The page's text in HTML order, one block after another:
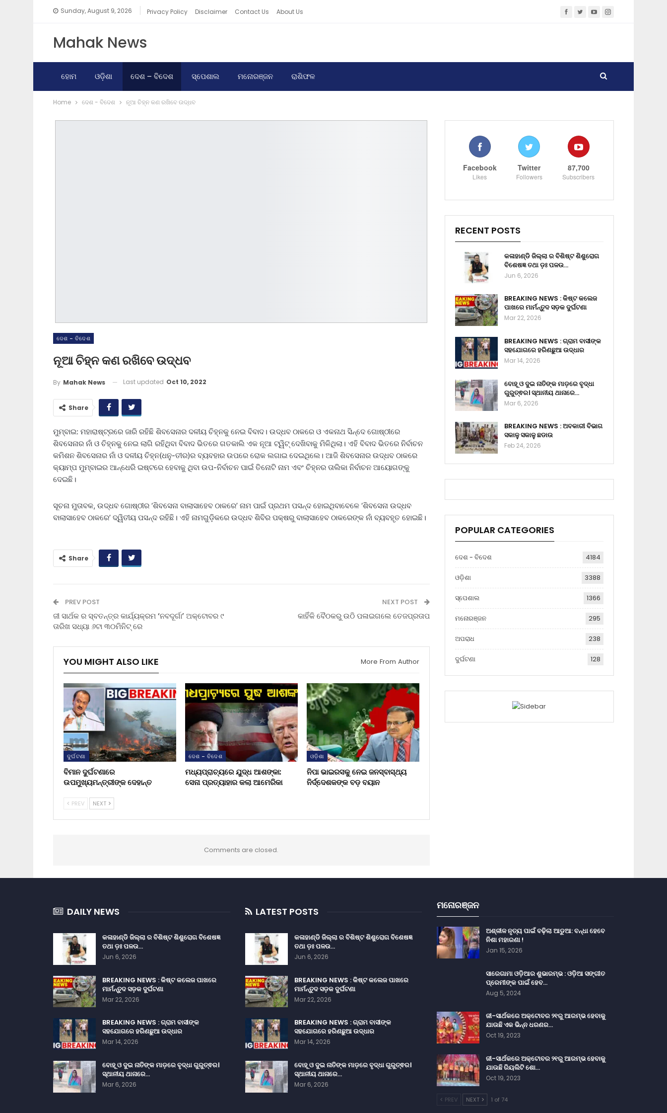
Sunday, August 9, 2026 Privacy Policy Disclaimer Contact Us About Us
Mahak News
ହୋମ ଓଡ଼ିଶା ଦେଶ – ବିଦେଶ ସ୍ପେଶାଲ ମନୋରଞ୍ଜନ ରାଶିଫଳ
Home ଦେଶ - ବିଦେଶ ନୂଆ ଚିହ୍ନ କଣ ରଖିବେ ଉଦ୍ଧବ
ଦେଶ - ବିଦେଶ
ନୂଆ ଚିହ୍ନ କଣ ରଖିବେ ଉଦ୍ଧବ
By Mahak News Last updated Oct 10, 2022
Share
ମୁମ୍ବାଇ: ମହାରାଷ୍ଟ୍ରରେ ଜାରି ରହିଛି ଶିବସେନାର ଦଳୀୟ ଚିହ୍ନକୁ ନେଇ ବିବାଦ। ଉଦ୍ଧବ ଠାକରେ ଓ ଏକନାଥ ସିନ୍ଦେ ଗୋଷ୍ଠୀରେ
ଶିବସେନାର ନାଁ ଓ ଚିହ୍ନକୁ ନେଇ ଲାଗି ରହିଥିବା ବିବାଦ ଭିତରେ ଗତକାଲି ଏକ ନୂଆ ଟ୍ୱିଟ୍‌ ଦେଖିବାକୁ ମିଳିଥିଲା। ଏହି ବିବାଦ ଭିତରେ ନିର୍ବାଚନ
କମିଶନ ଶିବସେନାର ନାଁ ଓ ଦଳୀୟ ଚିହ୍ନ(ଧନୁ-ତୀର)ର ବ୍ୟବହାର ଉପରେ ରୋକ ଲଗାଇ ଦେଇଥିଲେ। ଆଜି ଶିବସେନାର ଉଦ୍ଧବ ଠାକରେ
କ୍ୟାମ୍ପ ମୁମ୍ବାଇର ଆନ୍ଧେରି ଇଷ୍ଟରେ ହେବାକୁ ଥିବା ଉପ-ନିର୍ବାଚନ ପାଇଁ ତିନୋଟି ନାମ ଏବଂ ଚିହ୍ନର ତାଲିକା ନିର୍ବାଚନ ଆୟୋଗଙ୍କୁ
ଦେଇଛି।
ସୂଚନା ମୁତାବକ, ଉଦ୍ଧବ ଗୋଷ୍ଠୀର ‘ଶିବସେନା ବାଲାସାହେବ ଠାକରେ’ ନାମ ପାଇଁ ପ୍ରଥମ ପସନ୍ଦ ହୋଇଥିବାବେଳେ ‘ଶିବସେନା ଉଦ୍ଧବ
ବାଲାସାହେବ ଠାକରେ’ ଦ୍ୱିତୀୟ ପସନ୍ଦ ରହିଛି। ଏହି ନାମଗୁଡ଼ିକରେ ଉଦ୍ଧବ ଶିବିର ପକ୍ଷରୁ ବାଲାସାହେବ ଠାକରେଙ୍କ ନାଁ ବ୍ୟବହୃତ ହୋଇଛି।
Share
PREV POST
ଜୀ ସାର୍ଥକ ର ସ୍ବତନ୍ତ୍ର କାର୍ଯ୍ୟକ୍ରମ ‘ନବଦୂର୍ଗା’ ଅକ୍ଟୋବର ୯
ତାରିଖ ସଧ୍ୟା ୬ଟା ୩୦ମିନିଟ୍ ରେ
NEXT POST
କାହିଁକି ବୈଠକରୁ ଉଠି ପଳାଇଗଲେ ତେଜପ୍ରତାପ
YOU MIGHT ALSO LIKE More From Author
ଦୁର୍ଘଟଣା
ବିମାନ ଦୁର୍ଘଟଣାରେ
ଉପମୁଖ୍ୟମନ୍ତ୍ରୀଙ୍କ ଦେହାନ୍ତ
ଦେଶ - ବିଦେଶ
ମଧ୍ୟପ୍ରାଚ୍ୟରେ ଯୁଦ୍ଧ ଆଶଙ୍କା:
ସେନା ପ୍ରତ୍ୟାହାର କଲା ଆମେରିକା
ଓଡ଼ିଶା
ନିପା ଭାଇରସକୁ ନେଇ ଜନସ୍ବାସ୍ଥ୍ୟ
ନିର୍ଦ୍ଦେଶକଙ୍କ ବଡ଼ ବୟାନ
PREV NEXT
Comments are closed.
Facebook
Likes
Twitter
Followers
87,700
Subscribers
RECENT POSTS
କଳାହାଣ୍ଡି ଜିଲ୍ଲା ର ବିଶିଷ୍ଟ ଶିଶୁରୋଗ
ବିଶେଷଜ୍ଞ ତଥା ଡ଼ଃ ପଳଉ…
Jun 6, 2026
BREAKING NEWS : କିଷ୍ଟ କଲେଜ
ପାଖରେ ମାର୍ମନ୍ତୁଦ ସଡ଼କ ଦୁର୍ଘଟଣା
Mar 22, 2026
BREAKING NEWS : ଗ୍ରାମ ବାସୀଙ୍କ
ସହଯୋଗରେ ହରିଣଛୁଆ ଉଦ୍ଧାର
Mar 14, 2026
ବୋହୂ ଓ ଦୁଇ ନାତିଙ୍କ ମାଡ଼ରେ ବୃଦ୍ଧା
ଗୁରୁତ୍ଵର। ସ୍ଥାନୀୟ ଥାନାରେ…
Mar 6, 2026
BREAKING NEWS : ଅବକାରୀ ବିଭାଗ
ସକାଳୁ ସକାଳୁ ଛଡାଉ
Feb 24, 2026
POPULAR CATEGORIES
ଦେଶ - ବିଦେଶ 4184
ଓଡ଼ିଶା 3388
ସ୍ପେଶାଲ 1366
ମନୋରଞ୍ଜନ 295
ଅପରାଧ 238
ଦୁର୍ଘଟଣା 128
DAILY NEWS
କଳାହାଣ୍ଡି ଜିଲ୍ଲା ର ବିଶିଷ୍ଟ ଶିଶୁରୋଗ ବିଶେଷଜ୍ଞ
ତଥା ଡ଼ଃ ପଳଉ…
Jun 6, 2026
BREAKING NEWS : କିଷ୍ଟ କଲେଜ ପାଖରେ
ମାର୍ମନ୍ତୁଦ ସଡ଼କ ଦୁର୍ଘଟଣା
Mar 22, 2026
BREAKING NEWS : ଗ୍ରାମ ବାସୀଙ୍କ
ସହଯୋଗରେ ହରିଣଛୁଆ ଉଦ୍ଧାର
Mar 14, 2026
ବୋହୂ ଓ ଦୁଇ ନାତିଙ୍କ ମାଡ଼ରେ ବୃଦ୍ଧା ଗୁରୁତ୍ଵର।
ସ୍ଥାନୀୟ ଥାନାରେ…
Mar 6, 2026
LATEST POSTS
କଳାହାଣ୍ଡି ଜିଲ୍ଲା ର ବିଶିଷ୍ଟ ଶିଶୁରୋଗ ବିଶେଷଜ୍ଞ
ତଥା ଡ଼ଃ ପଳଉ…
Jun 6, 2026
BREAKING NEWS : କିଷ୍ଟ କଲେଜ ପାଖରେ
ମାର୍ମନ୍ତୁଦ ସଡ଼କ ଦୁର୍ଘଟଣା
Mar 22, 2026
BREAKING NEWS : ଗ୍ରାମ ବାସୀଙ୍କ
ସହଯୋଗରେ ହରିଣଛୁଆ ଉଦ୍ଧାର
Mar 14, 2026
ବୋହୂ ଓ ଦୁଇ ନାତିଙ୍କ ମାଡ଼ରେ ବୃଦ୍ଧା ଗୁରୁତ୍ଵର।
ସ୍ଥାନୀୟ ଥାନାରେ…
Mar 6, 2026
ମନୋରଞ୍ଜନ
ଅଶ୍ଳୀଳ ନୃତ୍ୟ ପାଇଁ ବଢ଼ିଲା ଆଡୁଆ: ବନ୍ଧା ହେବେ
ନିଶା ମହାରଣା !
Jan 15, 2026
ସାରେଗାମା ଓଡ଼ିଆର ଶୁଭାରମ୍ଭ : ଓଡ଼ିଆ ସଙ୍ଗୀତ
ପ୍ରେମୀଙ୍କ ପାଇଁ ହେବ…
Aug 5, 2024
ଜୀ-ସାର୍ଥକରେ ଅକ୍ଟୋବର ୨୧ରୁ ଆରମ୍ଭ ହେବାକୁ
ଯାଉଛି ଏକ ଭିନ୍ନ ଧରଣର…
Oct 19, 2023
ଜୀ-ସାର୍ଥକରେ ଅକ୍ଟୋବର ୨୧ରୁ ଆରମ୍ଭ ହେବାକୁ
ଯାଉଛି ରିୟଲିଟି ଶୋ…
Oct 19, 2023
PREV NEXT 1 of 74